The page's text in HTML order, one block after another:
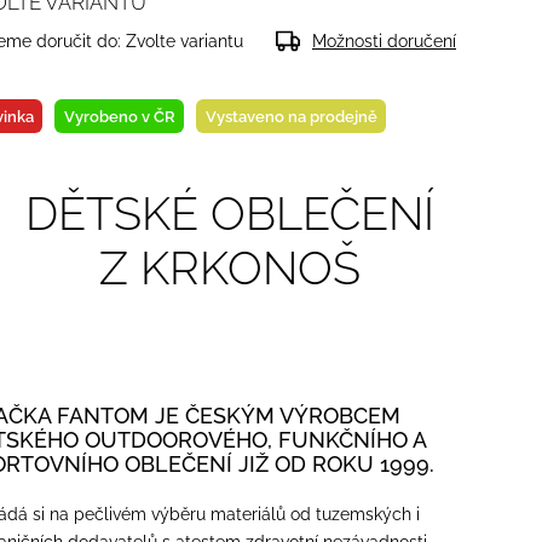
Vyrobeno v ČR Vystaveno na prodejně
DĚTSKÉ OBLEČENÍ
Z KRKONOŠ
FANTOM JE ČESKÝM VÝROBCEM
OUTDOOROVÉHO, FUNKČNÍHO A
OBLEČENÍ JIŽ OD ROKU 1999.
si na pečlivém výběru materiálů od tuzemských i
doručit do: Zvolte variantu Možnosti doručení